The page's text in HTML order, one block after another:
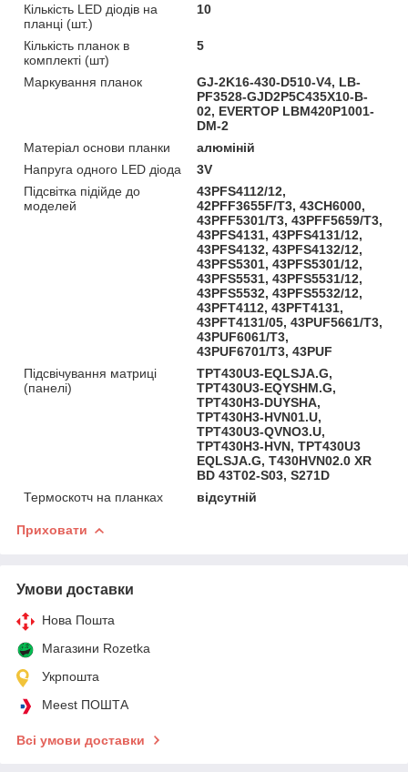
Кількість LED діодів на
планці (шт.)
10
Кількість планок в
комплекті (шт)
5
Маркування планок
GJ-2K16-430-D510-V4, LB-
PF3528-GJD2P5C435X10-B-
02, EVERTOP LBM420P1001-
DM-2
Матеріал основи планки
алюміній
Напруга одного LED діода
3V
Підсвітка підійде до
моделей
43PFS4112/12,
42PFF3655F/T3, 43CH6000,
43PFF5301/T3, 43PFF5659/T3,
43PFS4131, 43PFS4131/12,
43PFS4132, 43PFS4132/12,
43PFS5301, 43PFS5301/12,
43PFS5531, 43PFS5531/12,
43PFS5532, 43PFS5532/12,
43PFT4112, 43PFT4131,
43PFT4131/05, 43PUF5661/T3,
43PUF6061/T3,
43PUF6701/T3, 43PUF
Підсвічування матриці
(панелі)
TPT430U3-EQLSJA.G,
TPT430U3-EQYSHM.G,
TPT430H3-DUYSHA,
TPT430H3-HVN01.U,
TPT430U3-QVNO3.U,
TPT430H3-HVN, TPT430U3
EQLSJA.G, T430HVN02.0 XR
BD 43T02-S03, S271D
Термоскотч на планках
відсутній
Приховати
Умови доставки
Нова Пошта
Магазини Rozetka
Укрпошта
Meest ПОШТА
Всі умови доставки